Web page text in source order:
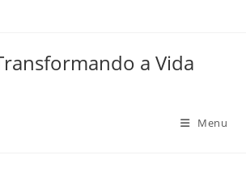
a Vida
Menu